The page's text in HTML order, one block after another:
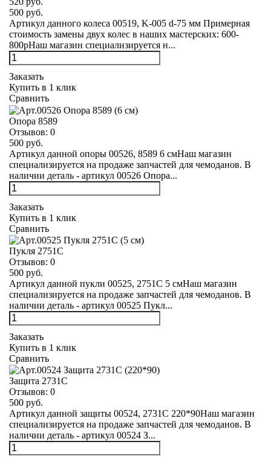
500 руб.
Артикул данного колеса 00519, K-005 d-75 мм Примерная
стоимость замены двух колес в наших мастерских: 600-
800рНаш магазин специализируется н...
Заказать
Купить в 1 клик
Сравнить
Опора 8589
Отзывов: 0
500 руб.
Артикул данной опоры 00526, 8589 6 смНаш магазин
специализируется на продаже запчастей для чемоданов. В
наличии деталь - артикул 00526 Опора...
Заказать
Купить в 1 клик
Сравнить
Пукля 2751С
Отзывов: 0
500 руб.
Артикул данной пукли 00525, 2751С 5 смНаш магазин
специализируется на продаже запчастей для чемоданов. В
наличии деталь - артикул 00525 Пукл...
Заказать
Купить в 1 клик
Сравнить
Защита 2731С
Отзывов: 0
500 руб.
Артикул данной защиты 00524, 2731С 220*90Наш магазин
специализируется на продаже запчастей для чемоданов. В
наличии деталь - артикул 00524 З...